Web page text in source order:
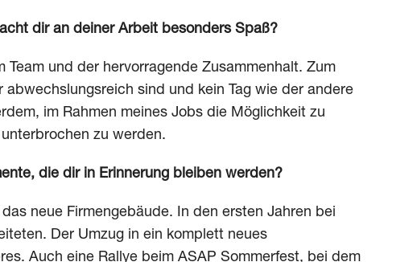
dir an deiner Arbeit besonders Spaß?
und der hervorragende Zusammenhalt. Zum
sind und kein Tag wie der andere
im Rahmen meines Jobs die Möglichkeit zu
zu werden.
die dir in Erinnerung bleiben werden?
neue Firmengebäude. In den ersten Jahren bei
Der Umzug in ein komplett neues
Auch eine Rallye beim ASAP Sommerfest, bei dem